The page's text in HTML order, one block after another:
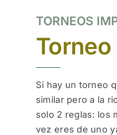
TORNEOS
Si hay un torneo
similar pero a la
solo 2 reglas: los
vez eres de uno